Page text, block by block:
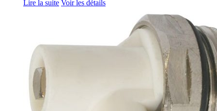
Lire la suite Voir les détails